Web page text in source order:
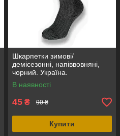
Шкарпетки зимові/
демісезонні, напіввовняні,
чорний. Україна.
В наявності
45 ₴ 90 ₴
Купити